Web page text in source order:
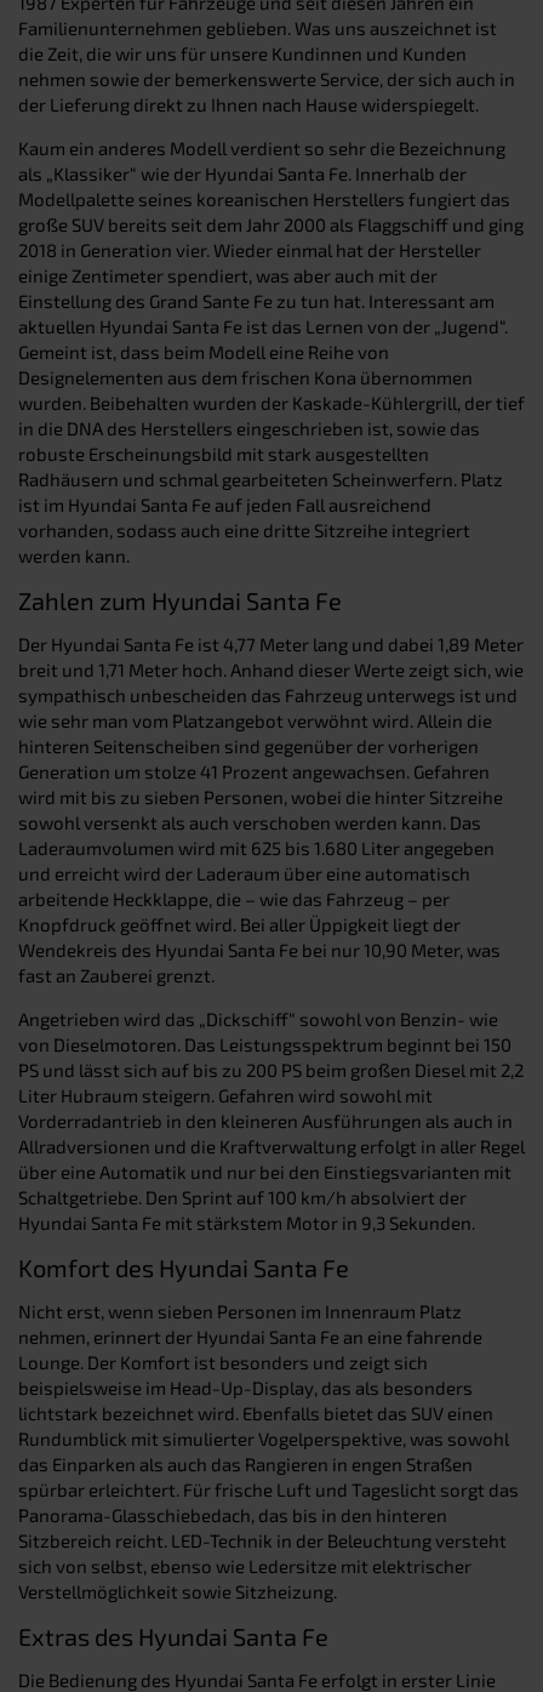
Familienunternehmen geblieben. Was uns auszeichnet ist
die Zeit, die wir uns für unsere Kundinnen und Kunden
nehmen sowie der bemerkenswerte Service, der sich auch in
der Lieferung direkt zu Ihnen nach Hause widerspiegelt.
Kaum ein anderes Modell verdient so sehr die Bezeichnung
als „Klassiker“ wie der Hyundai Santa Fe. Innerhalb der
Modellpalette seines koreanischen Herstellers fungiert das
große SUV bereits seit dem Jahr 2000 als Flaggschiff und ging
2018 in Generation vier. Wieder einmal hat der Hersteller
einige Zentimeter spendiert, was aber auch mit der
Einstellung des Grand Sante Fe zu tun hat. Interessant am
aktuellen Hyundai Santa Fe ist das Lernen von der „Jugend“.
Gemeint ist, dass beim Modell eine Reihe von
Designelementen aus dem frischen Kona übernommen
wurden. Beibehalten wurden der Kaskade-Kühlergrill, der tief
in die DNA des Herstellers eingeschrieben ist, sowie das
robuste Erscheinungsbild mit stark ausgestellten
Radhäusern und schmal gearbeiteten Scheinwerfern. Platz
ist im Hyundai Santa Fe auf jeden Fall ausreichend
vorhanden, sodass auch eine dritte Sitzreihe integriert
werden kann.
Zahlen zum Hyundai Santa Fe
Der Hyundai Santa Fe ist 4,77 Meter lang und dabei 1,89 Meter
breit und 1,71 Meter hoch. Anhand dieser Werte zeigt sich, wie
sympathisch unbescheiden das Fahrzeug unterwegs ist und
wie sehr man vom Platzangebot verwöhnt wird. Allein die
hinteren Seitenscheiben sind gegenüber der vorherigen
Generation um stolze 41 Prozent angewachsen. Gefahren
wird mit bis zu sieben Personen, wobei die hinter Sitzreihe
sowohl versenkt als auch verschoben werden kann. Das
Laderaumvolumen wird mit 625 bis 1.680 Liter angegeben
und erreicht wird der Laderaum über eine automatisch
arbeitende Heckklappe, die – wie das Fahrzeug – per
Knopfdruck geöffnet wird. Bei aller Üppigkeit liegt der
Wendekreis des Hyundai Santa Fe bei nur 10,90 Meter, was
fast an Zauberei grenzt.
Angetrieben wird das „Dickschiff“ sowohl von Benzin- wie
von Dieselmotoren. Das Leistungsspektrum beginnt bei 150
PS und lässt sich auf bis zu 200 PS beim großen Diesel mit 2,2
Liter Hubraum steigern. Gefahren wird sowohl mit
Vorderradantrieb in den kleineren Ausführungen als auch in
Allradversionen und die Kraftverwaltung erfolgt in aller Regel
über eine Automatik und nur bei den Einstiegsvarianten mit
Schaltgetriebe. Den Sprint auf 100 km/h absolviert der
Hyundai Santa Fe mit stärkstem Motor in 9,3 Sekunden.
Komfort des Hyundai Santa Fe
Nicht erst, wenn sieben Personen im Innenraum Platz
nehmen, erinnert der Hyundai Santa Fe an eine fahrende
Lounge. Der Komfort ist besonders und zeigt sich
beispielsweise im Head-Up-Display, das als besonders
lichtstark bezeichnet wird. Ebenfalls bietet das SUV einen
Rundumblick mit simulierter Vogelperspektive, was sowohl
das Einparken als auch das Rangieren in engen Straßen
spürbar erleichtert. Für frische Luft und Tageslicht sorgt das
Panorama-Glasschiebedach, das bis in den hinteren
Sitzbereich reicht. LED-Technik in der Beleuchtung versteht
sich von selbst, ebenso wie Ledersitze mit elektrischer
Verstellmöglichkeit sowie Sitzheizung.
Extras des Hyundai Santa Fe
Die Bedienung des Hyundai Santa Fe erfolgt in erster Linie